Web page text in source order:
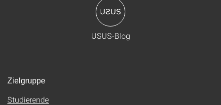
USUS-Blog
Zielgruppe
Studierende